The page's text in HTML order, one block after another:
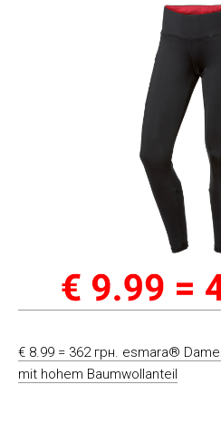
€ 8.99 = 362 грн. esmara®
mit hohem Baumwollanteil